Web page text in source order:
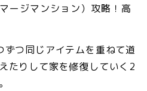
つ同じアイテムを重ねて道
たりして家を修復していく2